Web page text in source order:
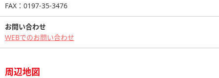
FAX：0197-35-3476
お問い合わせ
WEBでのお問い合わせ
周辺地図